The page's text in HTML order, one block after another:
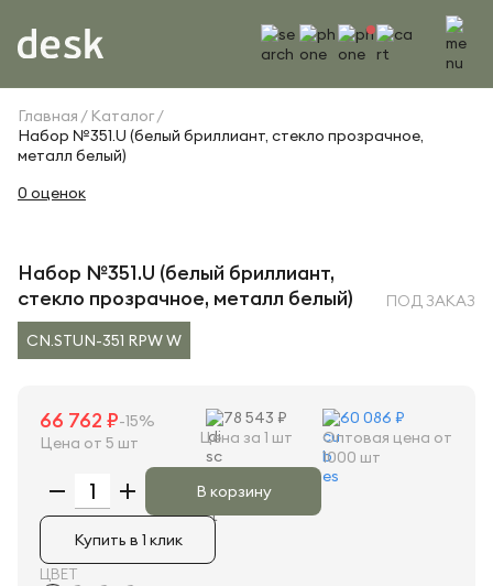
Главная
Каталог
Набор №351.U (белый бриллиант, стекло прозрачное,
металл белый)
0 оценок
Набор №351.U (белый бриллиант,
стекло прозрачное, металл белый)
ПОД ЗАКАЗ
CN.STUN-351 RPW W
66 762 ₽-15%
Цена от 5 шт
78 543 ₽
Цена за 1 шт
60 086 ₽
Оптовая цена от
1000 шт
В корзину
Купить в 1 клик
ЦВЕТ